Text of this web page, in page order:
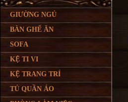
GIƯỜNG NGỦ
BÀN GHẾ ĂN
SOFA
KỆ TI VI
KỆ TRANG TRÍ
TỦ QUẦN ÁO